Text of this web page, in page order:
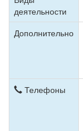
деятельности
Дополнительно
Телефоны